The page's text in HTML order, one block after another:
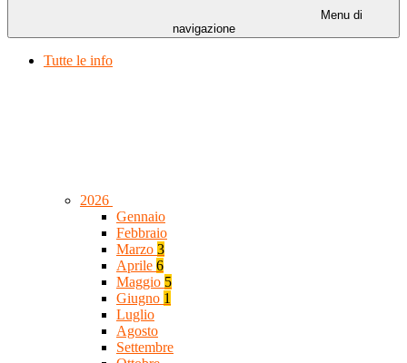
Menu di
navigazione
Tutte le info
2026
Gennaio
Febbraio
Marzo 3
Aprile 6
Maggio 5
Giugno 1
Luglio
Agosto
Settembre